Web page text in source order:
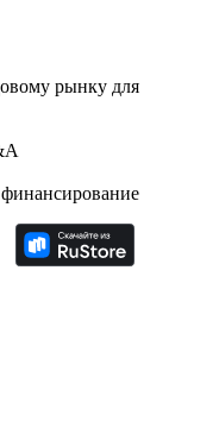
рынку для